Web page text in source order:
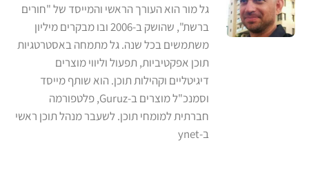
גל מור הוא העורך הראשי והמייסד של "חורים
ברשת", שהושק ב-2006 ובו מבקרים מיליון
משתמשים בכל שנה. גל מתמחה באסטרטגיות
תוכן אפקטיביות, תפעול וליווי מוצרים
דיגיטליים וקהילות תוכן. הוא שותף מייסד
וסמנכ"ל מוצרים ב-Guruz, פלטפורמה
חברתית למומחי תוכן. לשעבר מנהל תוכן ראשי
ב-ynet